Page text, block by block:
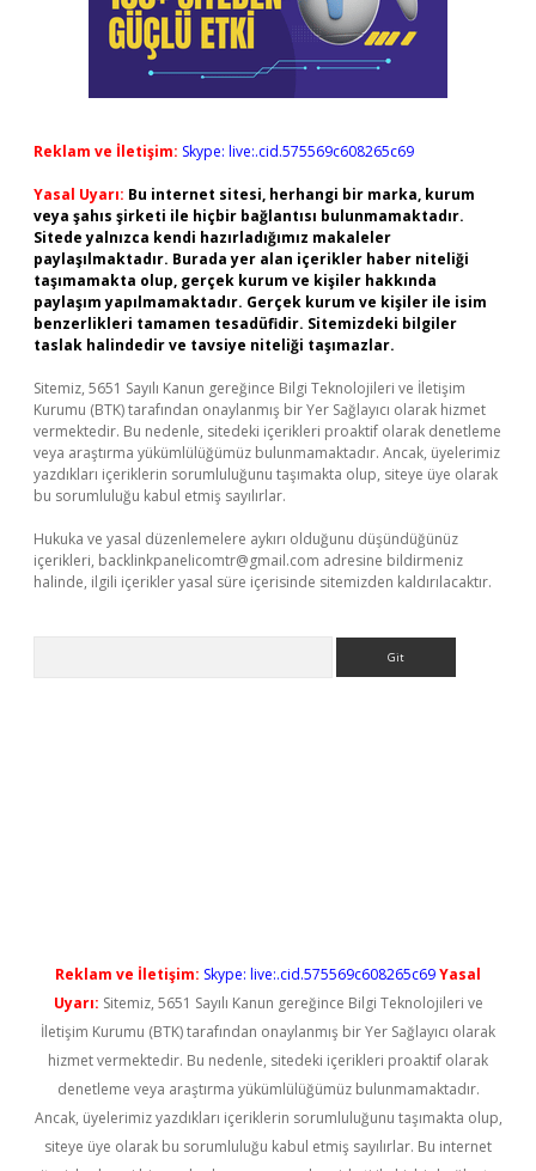
Reklam ve İletişim: Skype: live:.cid.575569c608265c69
Yasal Uyarı: Bu internet sitesi, herhangi bir marka, kurum
veya şahıs şirketi ile hiçbir bağlantısı bulunmamaktadır.
Sitede yalnızca kendi hazırladığımız makaleler
paylaşılmaktadır. Burada yer alan içerikler haber niteliği
taşımamakta olup, gerçek kurum ve kişiler hakkında
paylaşım yapılmamaktadır. Gerçek kurum ve kişiler ile isim
benzerlikleri tamamen tesadüfidir. Sitemizdeki bilgiler
taslak halindedir ve tavsiye niteliği taşımazlar.
Sitemiz, 5651 Sayılı Kanun gereğince Bilgi Teknolojileri ve İletişim
Kurumu (BTK) tarafından onaylanmış bir Yer Sağlayıcı olarak hizmet
vermektedir. Bu nedenle, sitedeki içerikleri proaktif olarak denetleme
veya araştırma yükümlülüğümüz bulunmamaktadır. Ancak, üyelerimiz
yazdıkları içeriklerin sorumluluğunu taşımakta olup, siteye üye olarak
bu sorumluluğu kabul etmiş sayılırlar.
Hukuka ve yasal düzenlemelere aykırı olduğunu düşündüğünüz
içerikleri, backlinkpanelicomtr@gmail.com adresine bildirmeniz
halinde, ilgili içerikler yasal süre içerisinde sitemizden kaldırılacaktır.
Reklam ve İletişim: Skype: live:.cid.575569c608265c69Yasal
Uyarı: Sitemiz, 5651 Sayılı Kanun gereğince Bilgi Teknolojileri ve
İletişim Kurumu (BTK) tarafından onaylanmış bir Yer Sağlayıcı olarak
hizmet vermektedir. Bu nedenle, sitedeki içerikleri proaktif olarak
denetleme veya araştırma yükümlülüğümüz bulunmamaktadır.
Ancak, üyelerimiz yazdıkları içeriklerin sorumluluğunu taşımakta olup,
siteye üye olarak bu sorumluluğu kabul etmiş sayılırlar. Bu internet